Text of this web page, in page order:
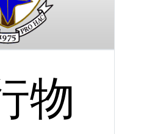
物